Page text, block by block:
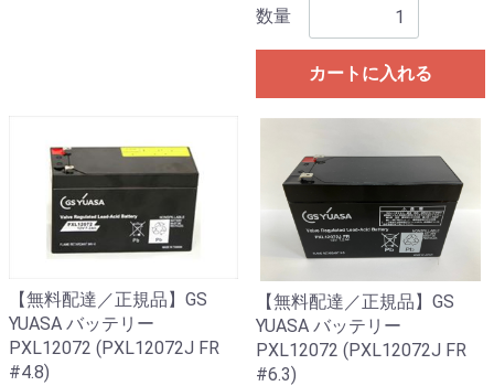
数量
カートに入れる
【無料配達／正規品】GS
YUASA バッテリー
PXL12072 (PXL12072J FR
#4.8)
【無料配達／正規品】GS
YUASA バッテリー
PXL12072 (PXL12072J FR
#6.3)